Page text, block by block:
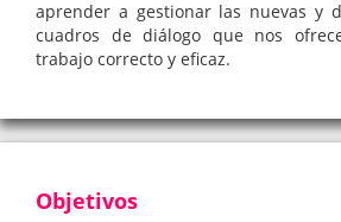
aprender a gestionar las nuevas y
cuadros de diálogo que nos
trabajo correcto y eficaz.
Objetivos